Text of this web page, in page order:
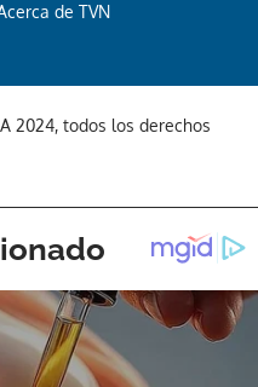
a nuestro boletín.
de TVN
2024, todos los derechos